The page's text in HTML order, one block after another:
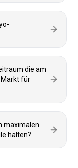
die am
Markt für
maximalen
halten?